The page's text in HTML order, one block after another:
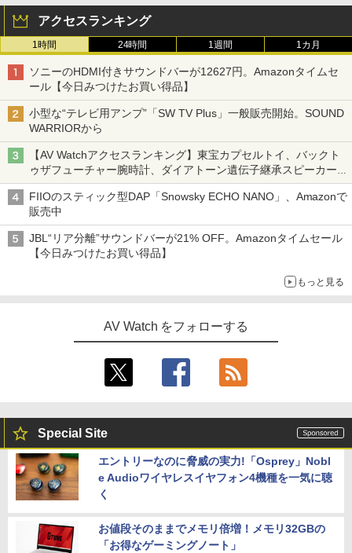
アクセスランキング
1時間 24時間 1週間 1カ月
ソニーのHDMI付きサウンドバーが12627円。Amazonタイムセ
ール【今日みつけたお買い得品】
小型な“テレビ用アンプ”「SW TV Plus」一般販売開始。SOUND
WARRIORから
【AV Watchアクセスランキング】東宝カプセルトイ、バックト
ゥザフューチャー腕時計、ダイアトーン遺伝子継承スピーカー
('26年8月3日～9日)
FIIOのスティック型DAP「Snowsky ECHO NANO」、Amazonで
販売中
JBL“リア分離”サウンドバーが21% OFF。Amazonタイムセール
【今日みつけたお買い得品】
もっと見る
AV Watch をフォローする
Special Site
エントリーなのに脅威の実力!「Osprey」Nobl
e Audioワイヤレスイヤフォン4機種を一気に聴
く
お値段そのままでメモリ倍増！メモリ32GBの
「お得なゲーミングノート」